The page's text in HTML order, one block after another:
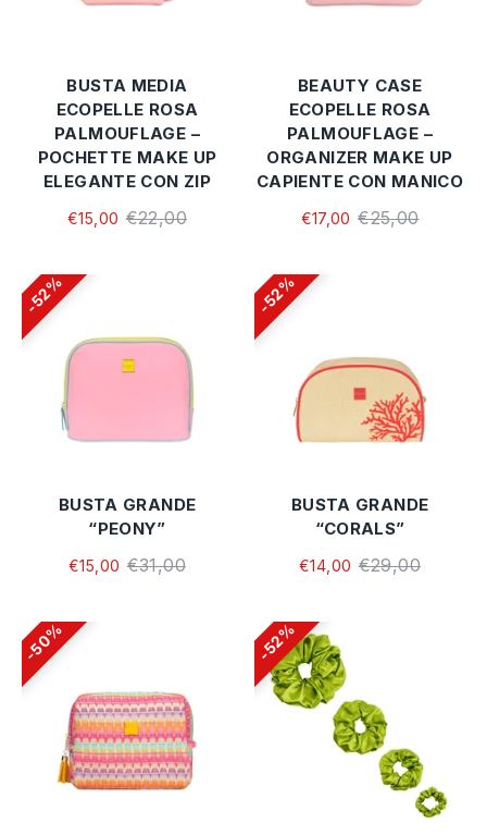
BUSTA MEDIA
ECOPELLE ROSA
PALMOUFLAGE –
POCHETTE MAKE UP
ELEGANTE CON ZIP
€15,00 €22,00
BEAUTY CASE
ECOPELLE ROSA
PALMOUFLAGE –
ORGANIZER MAKE UP
CAPIENTE CON MANICO
€17,00 €25,00
52%
BUSTA GRANDE
“PEONY”
€15,00 €31,00
52%
BUSTA GRANDE
“CORALS”
€14,00 €29,00
50% 52%